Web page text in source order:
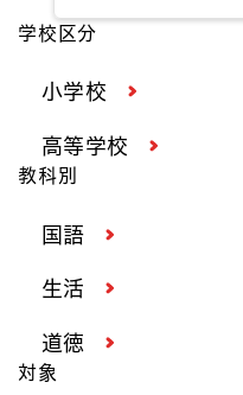
学校区分
小学校
高等学校
教科別
国語
生活
道徳
対象